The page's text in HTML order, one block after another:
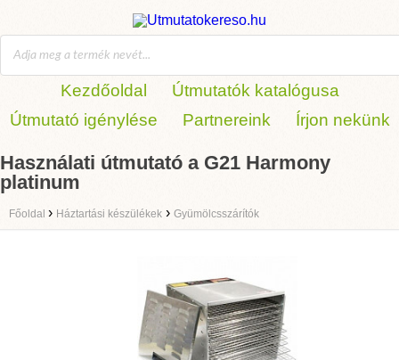
Kezdőoldal
Útmutatók katalógusa
Útmutató igénylése
Partnereink Írjon nekünk
Használati útmutató a G21 Harmony
platinum
Főoldal › Háztartási készülékek › Gyümölcsszárítók